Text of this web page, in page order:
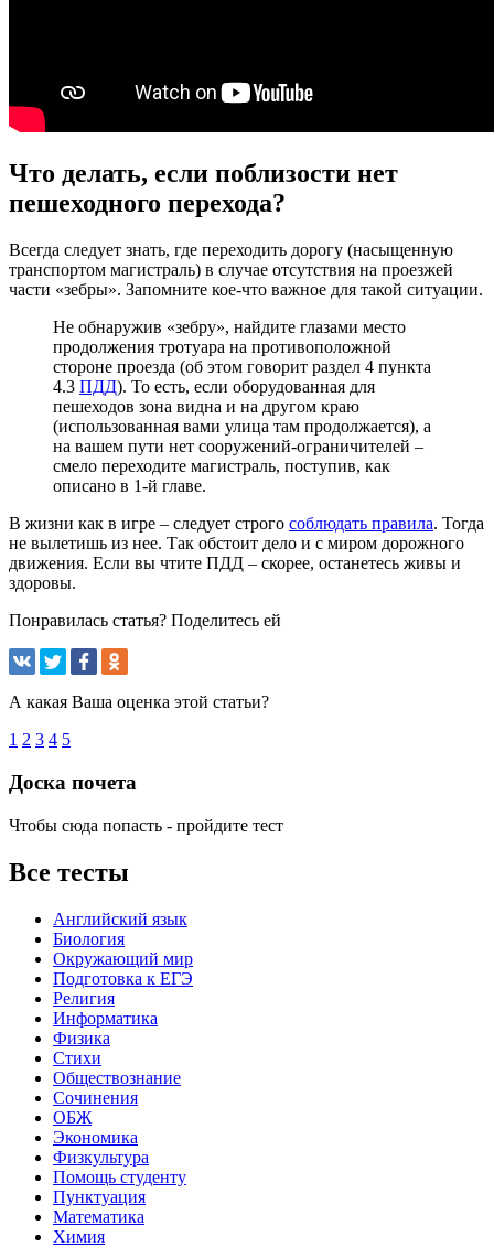
Что делать, если поблизости нет
пешеходного перехода?
Всегда следует знать, где переходить дорогу (насыщенную
транспортом магистраль) в случае отсутствия на проезжей
части «зебры». Запомните кое-что важное для такой ситуации.
Не обнаружив «зебру», найдите глазами место
продолжения тротуара на противоположной
стороне проезда (об этом говорит раздел 4 пункта
4.3 ПДД). То есть, если оборудованная для
пешеходов зона видна и на другом краю
(использованная вами улица там продолжается), а
на вашем пути нет сооружений-ограничителей –
смело переходите магистраль, поступив, как
описано в 1-й главе.
В жизни как в игре – следует строго соблюдать правила. Тогда
не вылетишь из нее. Так обстоит дело и с миром дорожного
движения. Если вы чтите ПДД – скорее, останетесь живы и
здоровы.
Понравилась статья? Поделитесь ей
А какая Ваша оценка этой статьи?
1 2 3 4 5
Доска почета
Чтобы сюда попасть - пройдите тест
Все тесты
Английский язык
Биология
Окружающий мир
Подготовка к ЕГЭ
Религия
Информатика
Физика
Стихи
Обществознание
Сочинения
ОБЖ
Экономика
Физкультура
Помощь студенту
Пунктуация
Математика
Химия